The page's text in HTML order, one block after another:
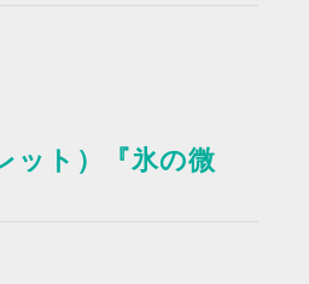
ット）『氷の微